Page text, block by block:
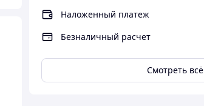
Наложенный платеж
Безналичный расчет
Смотреть всё